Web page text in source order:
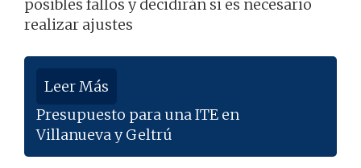
posibles fallos y decidirán si es necesario
realizar ajustes
Leer Más
Presupuesto para una ITE en
Villanueva y Geltrú